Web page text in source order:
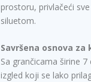
prostoru, privlačeći
siluetom.
Savršena osnova
Sa grančicama širine
izgled koji se lako